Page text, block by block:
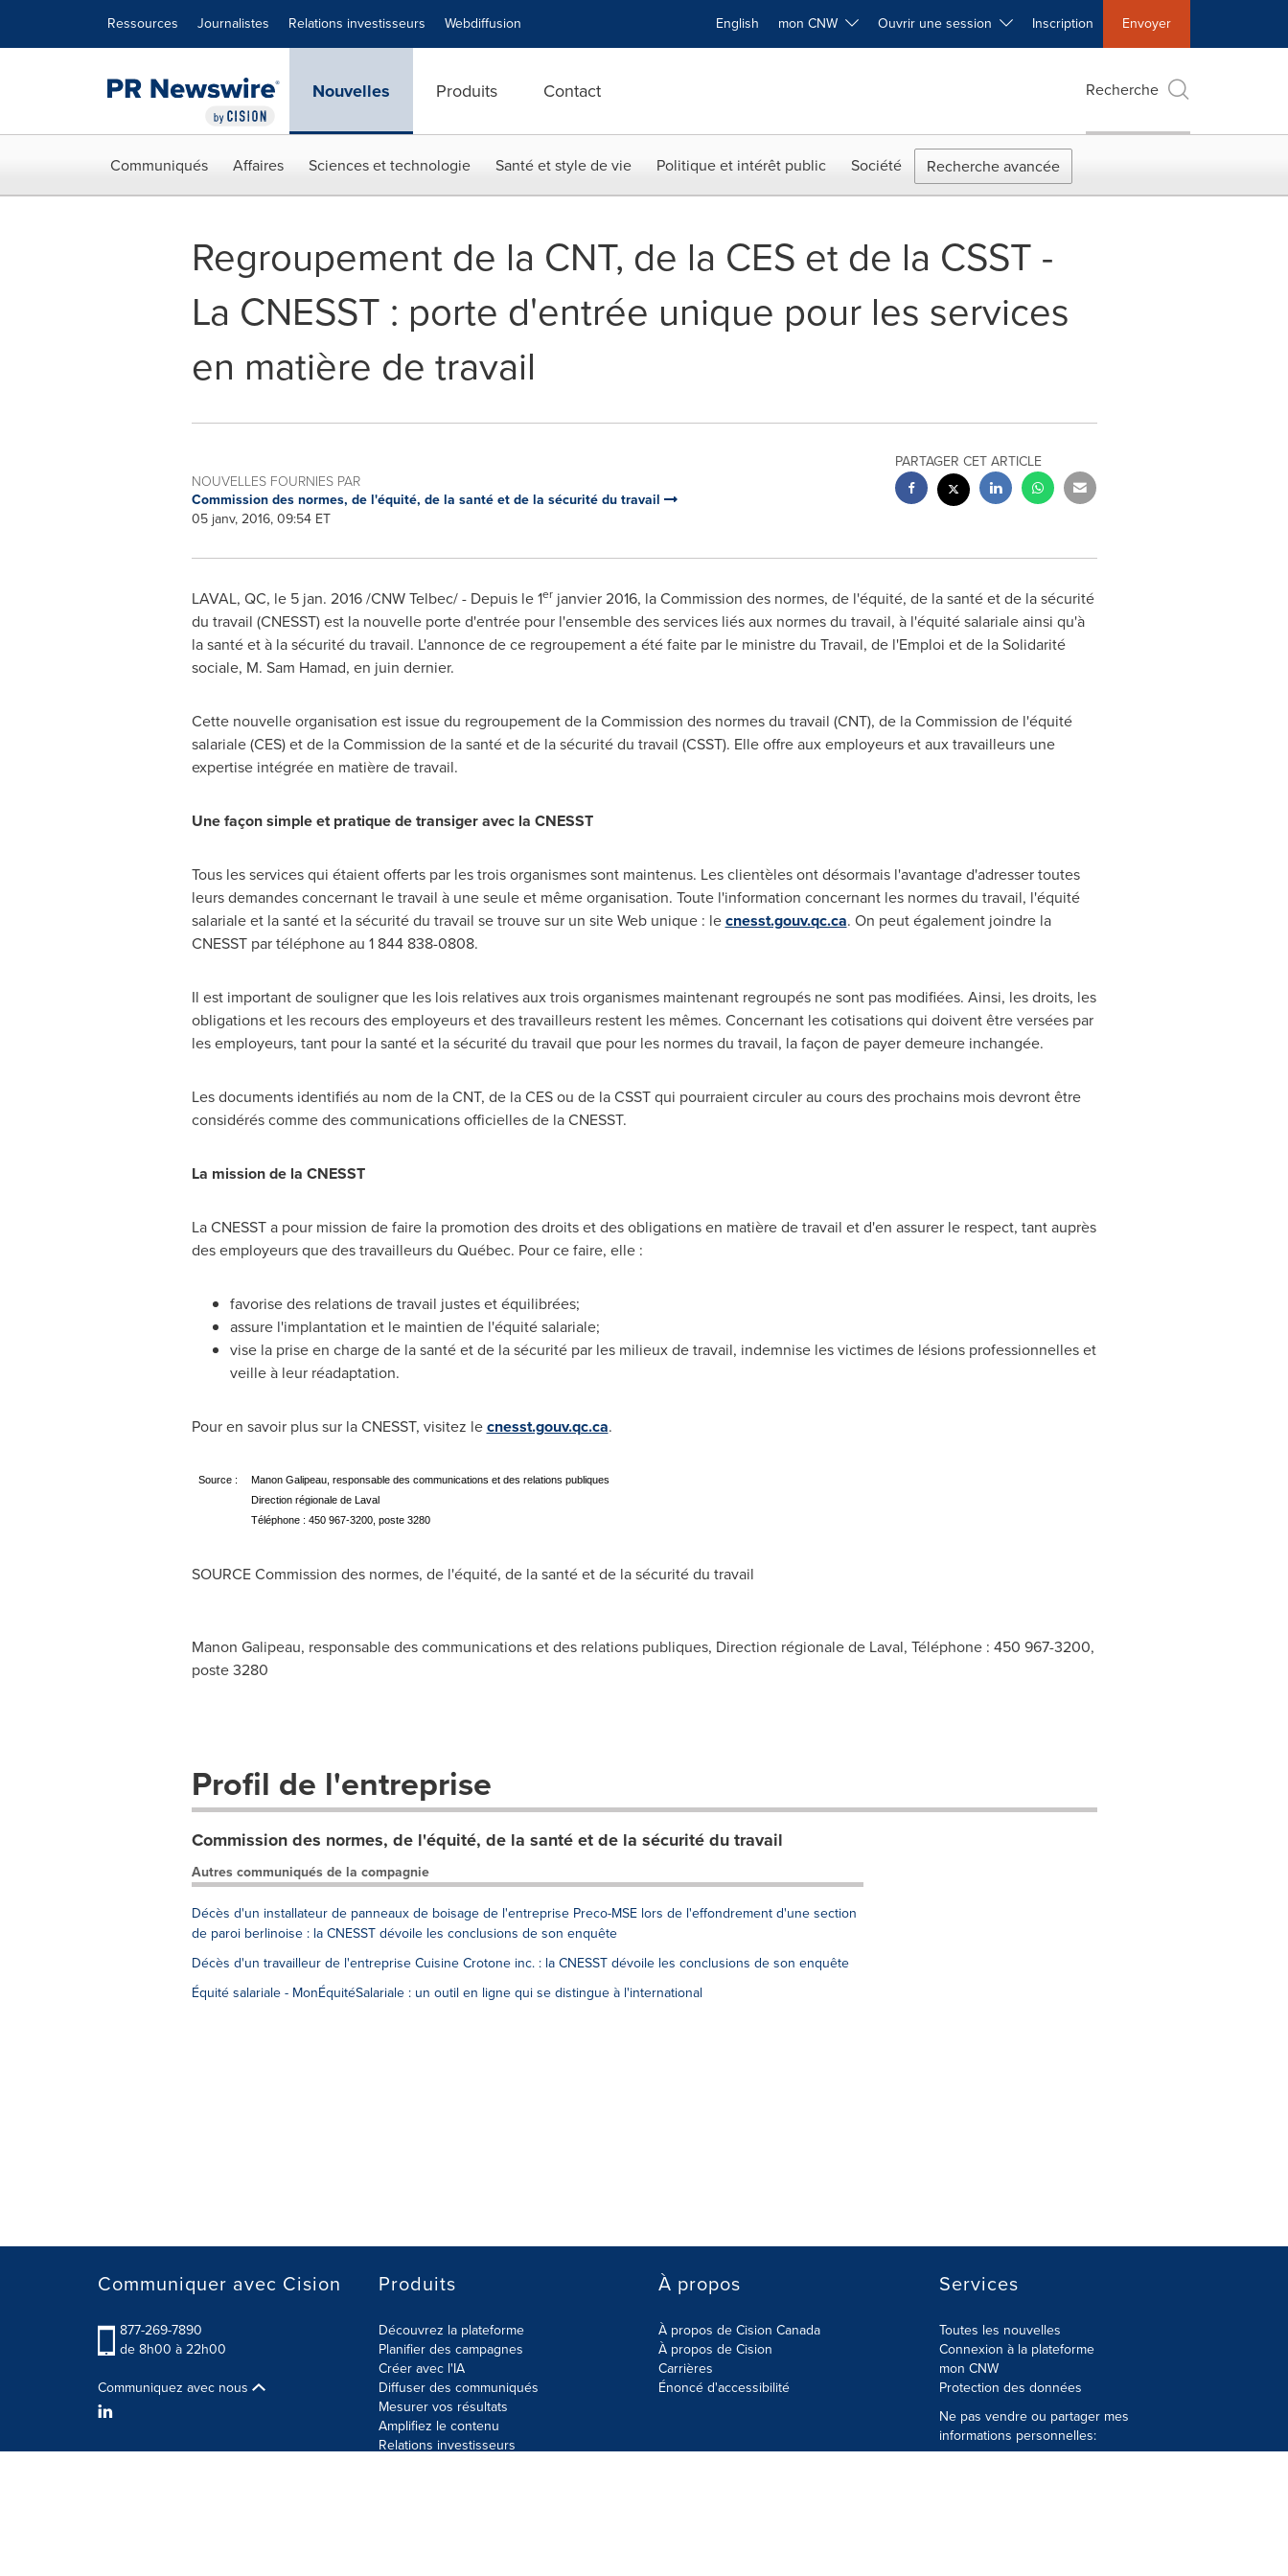
Ressources Journalistes Relations investisseurs Webdiffusion English mon CNW Ouvrir une session Inscription Envoyer
Nouvelles Produits Contact Recherche
Communiqués Affaires Sciences et technologie Santé et style de vie Politique et intérêt public Société Recherche avancée
Regroupement de la CNT, de la CES et de la CSST -
La CNESST : porte d'entrée unique pour les services
en matière de travail
NOUVELLES FOURNIES PAR
Commission des normes, de l'équité, de la santé et de la sécurité du travail
05 janv, 2016, 09:54 ET
PARTAGER CET ARTICLE
LAVAL, QC, le 5 jan. 2016/CNW Telbec/ - Depuis le 1erjanvier 2016, la Commission des normes, de l'équité, de la santé et de la sécurité
du travail (CNESST) est la nouvelle porte d'entrée pour l'ensemble des services liés aux normes du travail, à l'équité salariale ainsi qu'à
la santé et à la sécurité du travail. L'annonce de ce regroupement a été faite par le ministre du Travail, de l'Emploi et de la Solidarité
sociale, M. Sam Hamad, en juin dernier.
Cette nouvelle organisation est issue du regroupement de la Commission des normes du travail (CNT), de la Commission de l'équité
salariale (CES) et de la Commission de la santé et de la sécurité du travail (CSST). Elle offre aux employeurs et aux travailleurs une
expertise intégrée en matière de travail.
Une façon simple et pratique de transiger avec la CNESST
Tous les services qui étaient offerts par les trois organismes sont maintenus. Les clientèles ont désormais l'avantage d'adresser toutes
leurs demandes concernant le travail à une seule et même organisation. Toute l'information concernant les normes du travail, l'équité
salariale et la santé et la sécurité du travail se trouve sur un site Web unique : lecnesst.gouv.qc.ca. On peut également joindre la
CNESST par téléphone au 1 844 838-0808.
Il est important de souligner que les lois relatives aux trois organismes maintenant regroupés ne sont pas modifiées. Ainsi, les droits, les
obligations et les recours des employeurs et des travailleurs restent les mêmes. Concernant les cotisations qui doivent être versées par
les employeurs, tant pour la santé et la sécurité du travail que pour les normes du travail, la façon de payer demeure inchangée.
Les documents identifiés au nom de la CNT, de la CES ou de la CSST qui pourraient circuler au cours des prochains mois devront être
considérés comme des communications officielles de la CNESST.
La mission de la CNESST
La CNESST a pour mission de faire la promotion des droits et des obligations en matière de travail et d'en assurer le respect, tant auprès
des employeurs que des travailleurs du Québec. Pour ce faire, elle :
favorise des relations de travail justes et équilibrées;
assure l'implantation et le maintien de l'équité salariale;
vise la prise en charge de la santé et de la sécurité par les milieux de travail, indemnise les victimes de lésions professionnelles et
veille à leur réadaptation.
Pour en savoir plus sur la CNESST, visitez lecnesst.gouv.qc.ca.
Source :
Manon Galipeau, responsable des communications et des relations publiques
Direction régionale de Laval
Téléphone : 450 967-3200, poste 3280
SOURCE Commission des normes, de l'équité, de la santé et de la sécurité du travail
Manon Galipeau, responsable des communications et des relations publiques, Direction régionale de Laval, Téléphone : 450 967-3200,
poste 3280
Profil de l'entreprise
Commission des normes, de l'équité, de la santé et de la sécurité du travail
Autres communiqués de la compagnie
Décès d'un installateur de panneaux de boisage de l'entreprise Preco-MSE lors de l'effondrement d'une section
de paroi berlinoise : la CNESST dévoile les conclusions de son enquête
Décès d'un travailleur de l'entreprise Cuisine Crotone inc. : la CNESST dévoile les conclusions de son enquête
Équité salariale - MonÉquitéSalariale : un outil en ligne qui se distingue à l'international
Communiquer avec Cision
877-269-7890
de 8h00 à 22h00
Communiquez avec nous
Produits
Découvrez la plateforme
Planifier des campagnes
Créer avec l'IA
Diffuser des communiqués
Mesurer vos résultats
Amplifiez le contenu
Relations investisseurs
À propos
À propos de Cision Canada
À propos de Cision
Carrières
Énoncé d'accessibilité
Services
Toutes les nouvelles
Connexion à la plateforme
mon CNW
Protection des données
Ne pas vendre ou partager mes
informations personnelles: